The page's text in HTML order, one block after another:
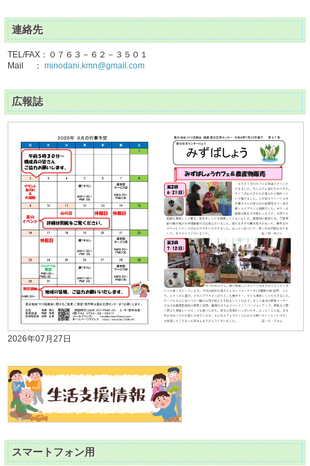
連絡先
TEL/FAX：０７６３－６２－３５０１
Mail ：minodani.kmn@gmail.com
広報誌
2026年07月27日
スマートフォン用